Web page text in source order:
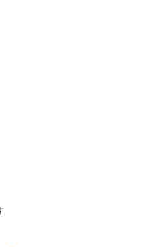
予約変更はこちら